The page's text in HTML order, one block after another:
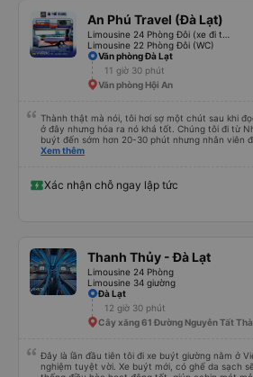
chỗ ngồi hơn (có khoảng 35 chỗ, và tôi không
chật). Tôi khuyên bạn nên chọn chỗ ngồi phía
An Phú Travel (Đà Lạt)
Limousine 22 Phòng Đôi (WC)
Văn phòng Đà Lạt
11 giờ 30 phút
Văn phòng Hội An
Thành thật mà nói, tôi hơi sợ một chút sau khi
ở đây nhưng hóa ra nó khá tốt. Chúng tôi đi từ
buýt đến sớm hơn 20-30 phút nhưng nhân viên
trước 30 phút. Nhân viên bên trong cùng với tài
mà không bấm còi quá nhiều nhưng đừng mong
đường gập ghềnh và có nhiều khúc cua. Có 3-4
chóng và xe buýt đến Hội An vào khoảng thời
Xem thêm
Xác nhận chỗ ngay lập tức
Thanh Thủy - Đà Lạt
Limousine 24 Phòng
Limousine 34 giường
Đà Lạt
12 giờ 30 phút
Cây xăng 61 Đường Nguyễn Tất
Đây là lần đầu tiên tôi đi xe buýt giường nằm ở
nghiệm tuyệt vời. Xe buýt mới, có ghế da sạch